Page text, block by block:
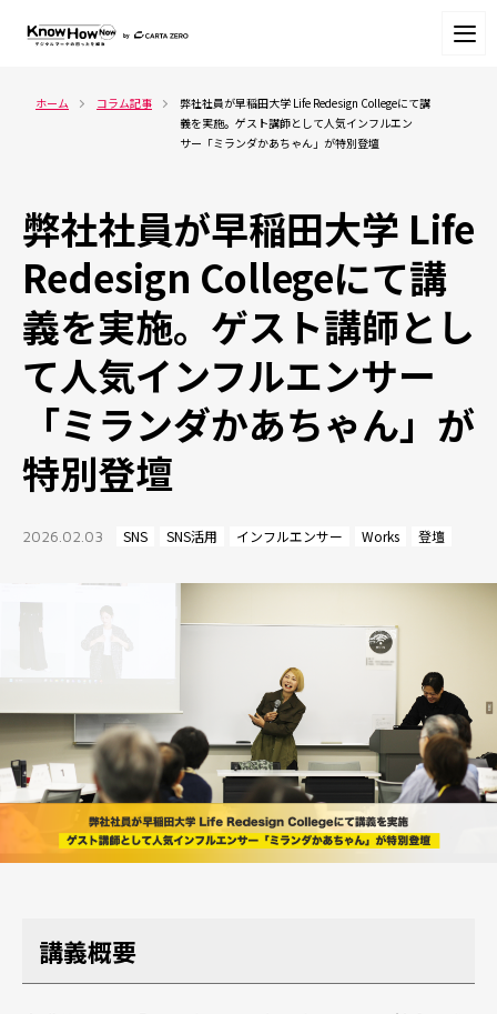
ホーム コラム記事
弊社社員が早稲田大学 Life Redesign Collegeにて講
義を実施。ゲスト講師として人気インフルエン
サー「ミランダかあちゃん」が特別登壇
弊社社員が早稲田大学 Life
Redesign Collegeにて講
義を実施。ゲスト講師とし
て人気インフルエンサー
「ミランダかあちゃん」が
特別登壇
2026.02.03 SNS SNS活用 インフルエンサー Works 登壇
講義概要